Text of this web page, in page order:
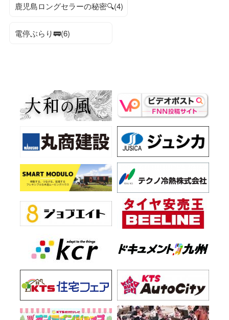
鹿児島ロングセラーの秘密🔍(4)
電停ぶらり🚃(6)